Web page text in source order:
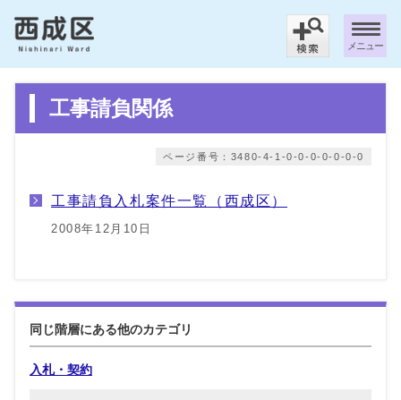
メニュー
工事請負関係
ページ番号：3480-4-1-0-0-0-0-0-0-0
工事請負入札案件一覧（西成区）
2008年12月10日
同じ階層にある他のカテゴリ
入札・契約